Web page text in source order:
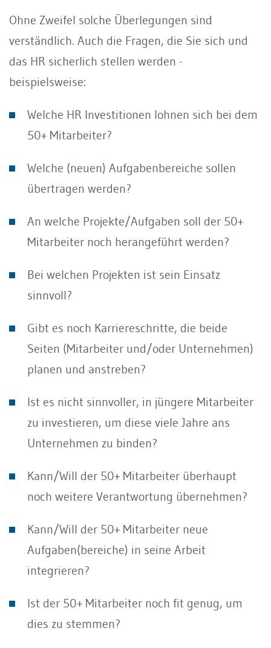
Ohne Zweifel solche Überlegungen sind
verständlich. Auch die Fragen, die Sie sich und
das HR sicherlich stellen werden -
beispielsweise:
Welche HR Investitionen lohnen sich bei dem
50+ Mitarbeiter?
Welche (neuen) Aufgabenbereiche sollen
übertragen werden?
An welche Projekte/Aufgaben soll der 50+
Mitarbeiter noch herangeführt werden?
Bei welchen Projekten ist sein Einsatz
sinnvoll?
Gibt es noch Karriereschritte, die beide
Seiten (Mitarbeiter und/oder Unternehmen)
planen und anstreben?
Ist es nicht sinnvoller, in jüngere Mitarbeiter
zu investieren, um diese viele Jahre ans
Unternehmen zu binden?
Kann/Will der 50+ Mitarbeiter überhaupt
noch weitere Verantwortung übernehmen?
Kann/Will der 50+ Mitarbeiter neue
Aufgaben(bereiche) in seine Arbeit
integrieren?
Ist der 50+ Mitarbeiter noch fit genug, um
dies zu stemmen?